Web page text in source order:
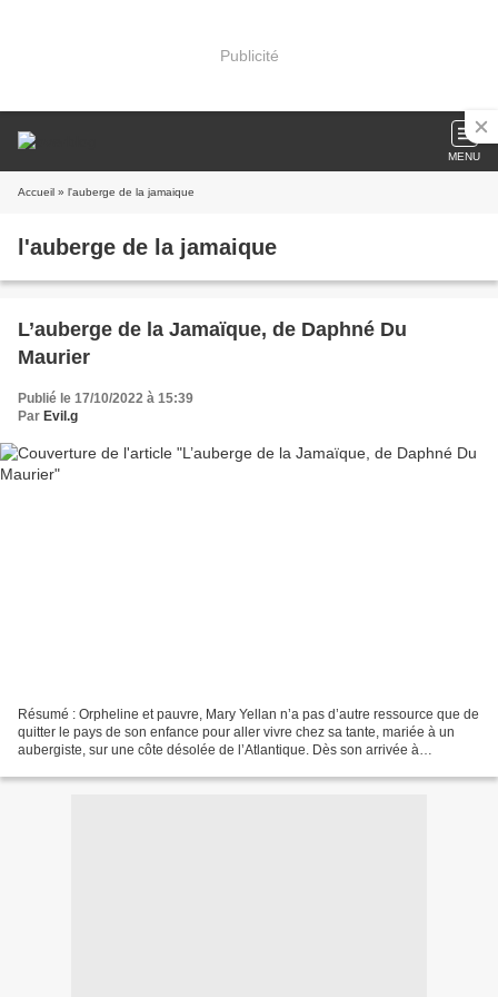
Publicité
MENU
Accueil » l'auberge de la jamaique
l'auberge de la jamaique
L’auberge de la Jamaïque, de Daphné Du
Maurier
Publié le 17/10/2022 à 15:39
Par Evil.g
Résumé : Orpheline et pauvre, Mary Yellan n’a pas d’autre ressource que de
quitter le pays de son enfance pour aller vivre chez sa tante, mariée à un
aubergiste, sur une côte désolée de l’Atlantique. Dès son arrivée à